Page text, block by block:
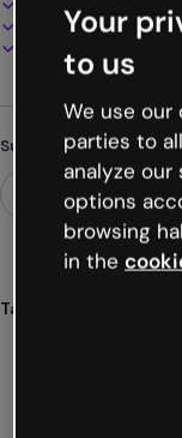
Online
Als PDF, MP4 und
Suchst du etwas
Tags
Your
to us
We use
parties to
analyze
options
browsing
in the